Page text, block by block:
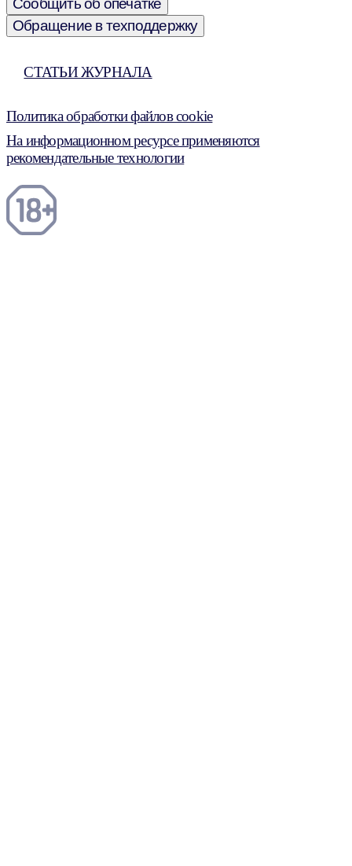
Сообщить об опечатке
Обращение в техподдержку
СТАТЬИ ЖУРНАЛА
Политика обработки файлов cookie
На информационном ресурсе применяются
рекомендательные технологии